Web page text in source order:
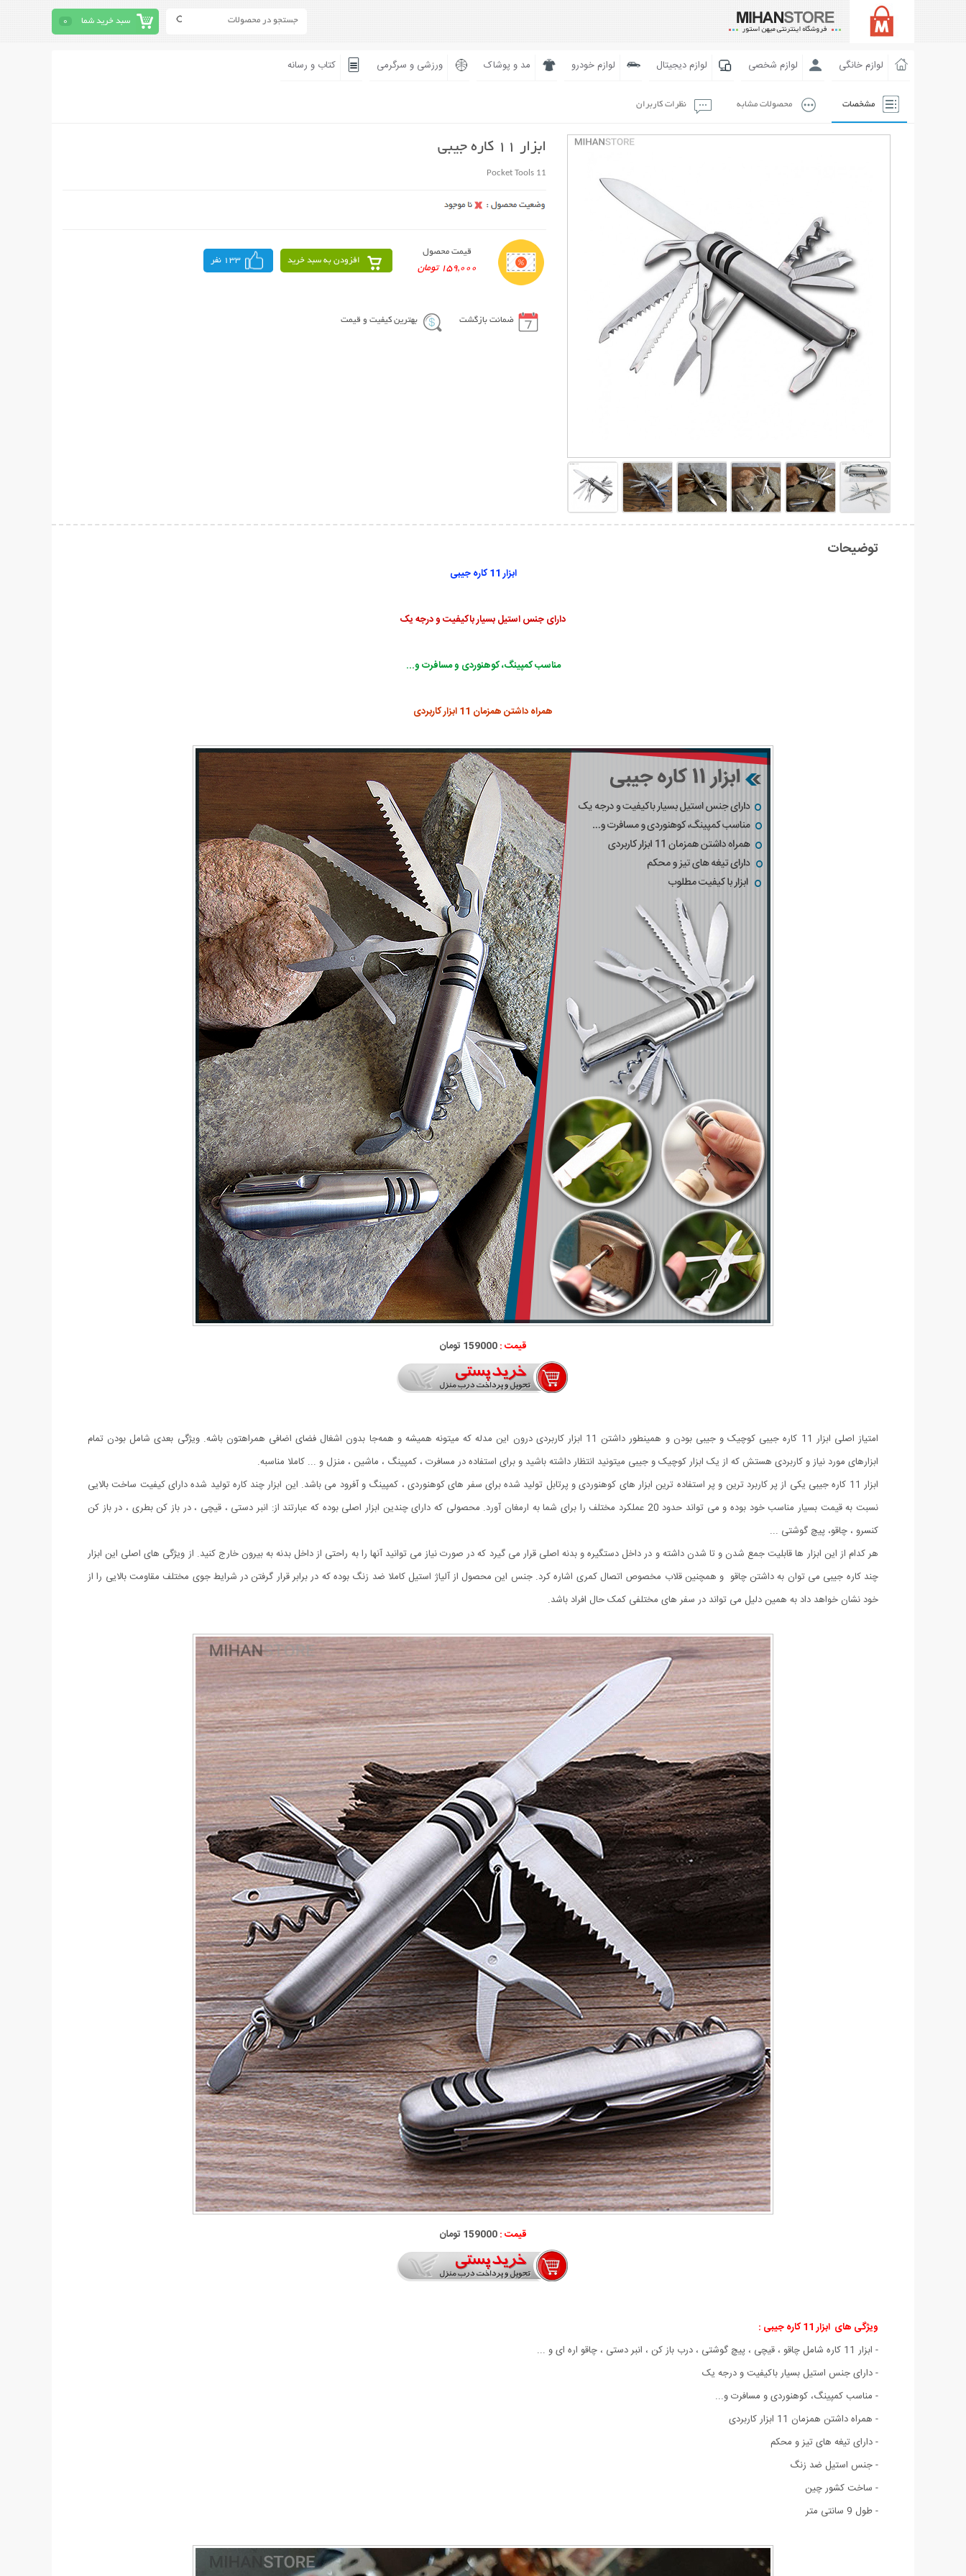
سبد خرید شما 0
لوازم خانگی لوازم شخصی لوازم دیجیتال لوازم خودرو مد و پوشاک ورزشی و سرگرمی کتاب و رسانه
مشخصات محصولات مشابه نظرات کاربران
ابزار 11 کاره جیبی
11 Pocket Tools
قیمت محصول
159,000 تومان
افزودن به سبد خرید 133 نفر
ضمانت بازگشت بهترین کیفیت و قیمت
توضیحات
ابزار 11 کاره جیبی
دارای جنس استیل بسیار باکیفیت و درجه یک
مناسب کمپینگ، کوهنوردی و مسافرت و...
همراه داشتن همزمان 11 ابزار کاربردی
قیمت :159000 تومان
امتیاز اصلی ابزار 11 کاره جیبی کوچیک و جیبی بودن و همینطور داشتن 11 ابزار کاربردی درون این مدله که میتونه همیشه و همه‌جا بدون اشغال فضای اضافی همراهتون باشه. ویژگی بعدی شامل بودن تمام
ابزارهای مورد نیاز و کاربردی هستش که از یک ابزار کوچیک و جیبی میتونید انتظار داشته باشید و برای استفاده در مسافرت ، کمپینگ ، ماشین ، منزل و ... کاملا مناسبه.
ابزار 11 کاره جیبی یکی از پر کاربرد ترین و پر استفاده ترین ابزار های کوهنوردی و پرتابل تولید شده برای سفر های کوهنوردی ، کمپینگ و آفرود می باشد. این ابزار چند کاره تولید شده دارای کیفیت ساخت بالایی
نسبت به قیمت بسیار مناسب خود بوده و می تواند حدود 20 عملکرد مختلف را برای شما به ارمغان آورد. محصولی که دارای چندین ابزار اصلی بوده که عبارتند از: انبر دستی ، قیچی ، در باز کن بطری ، در باز کن
کنسرو ، چاقو، پیچ گوشتی ...
هر کدام از این ابزار ها قابلیت جمع شدن و تا شدن داشته و در داخل دستگیره و بدنه اصلی قرار می گیرد که در صورت نیاز می توانید آنها را به راحتی از داخل بدنه به بیرون خارج کنید. از ویژگی های اصلی این ابزار
چند کاره جیبی می توان به داشتن چاقو و همچنین قلاب مخصوص اتصال کمری اشاره کرد. جنس این محصول از آلیاژ استیل کاملا ضد زنگ بوده که در برابر قرار گرفتن در شرایط جوی مختلف مقاومت بالایی را از
خود نشان خواهد داد به همین دلیل می تواند در سفر های مختلفی کمک حال افراد باشد.
قیمت :159000 تومان
ویژگی های ابزار 11 کاره جیبی :
- ابزار 11 کاره شامل چاقو ، قیچی ، پیچ گوشتی ، درب باز کن ، انبر دستی ، چاقو اره ای و ...
- دارای جنس استیل بسیار باکیفیت و درجه یک
- مناسب کمپینگ، کوهنوردی و مسافرت و...
- همراه داشتن همزمان 11 ابزار کاربردی
- دارای تیغه های تیز و محکم
- جنس استیل ضد زنگ
- ساخت کشور چین
- طول 9 سانتی متر